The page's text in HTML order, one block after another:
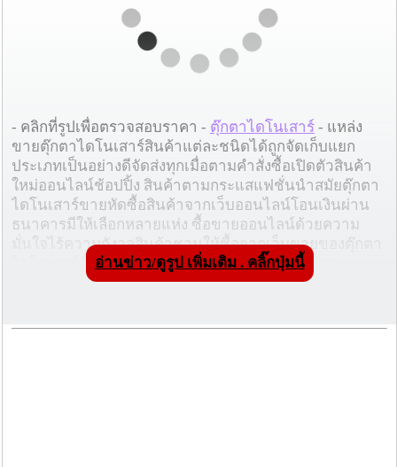
- คลิกที่รูปเพื่อตรวจสอบราคา - ตุ๊กตาไดโนเสาร์ - แหล่ง
ขายตุ๊กตาไดโนเสาร์สินค้าแต่ละชนิดได้ถูกจัดเก็บแยก
ประเภทเป็นอย่างดีจัดส่งทุกเมื่อตามคำสั่งซื้อเปิดตัวสินค้า
ใหม่ออนไลน์ช้อปปิ้ง สินค้าตามกระแสแฟชั่นนำสมัยตุ๊กตา
ไดโนเสาร์ขายหัดซื้อสินค้าจากเว็บออนไลน์โอนเงินผ่าน
ธนาคารมีให้เลือกหลายแห่ง ซื้อขายออนไลน์ด้วยความ
มั่นใจไร้ความกังวลสินค้าชวนให้ซื้อจากเว็บขายของตุ๊กตา
ไดโนเสาร์ซื้อสินค้าshopvoใส่ใจในทุกๆออเดอร์ ร้าน
ออนไลน์ได้เห็นถึงความสำคัญของความปลอดภัยของลูกค้า
อ่านข่าว/ดูรูป เพิ่มเติม . คลิ๊กปุ่มนี้